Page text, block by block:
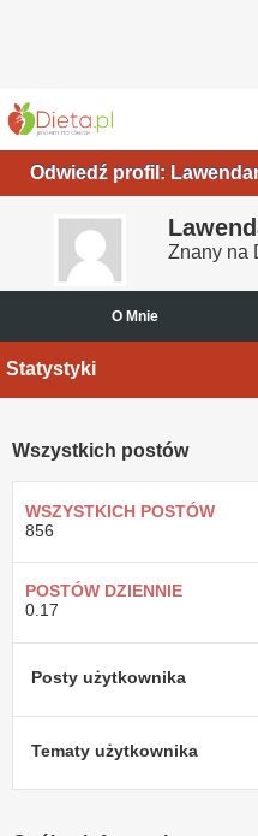
Odwiedź profil:
Znany na
O Mnie
Statystyki
Wszystkich postów
WSZYSTKICH POSTÓW
856
POSTÓW DZIENNIE
0.17
Posty użytkownika
Tematy użytkownika